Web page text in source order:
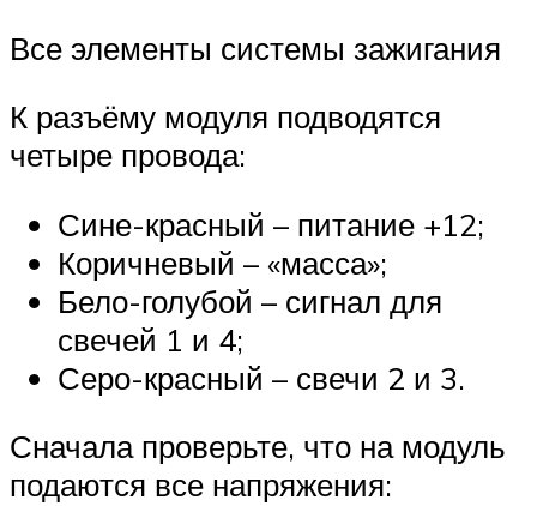
Все элементы системы зажигания
К разъёму модуля подводятся
четыре провода:
Сине-красный – питание +12;
Коричневый – «масса»;
Бело-голубой – сигнал для
свечей 1 и 4;
Серо-красный – свечи 2 и 3.
Сначала проверьте, что на модуль
подаются все напряжения: